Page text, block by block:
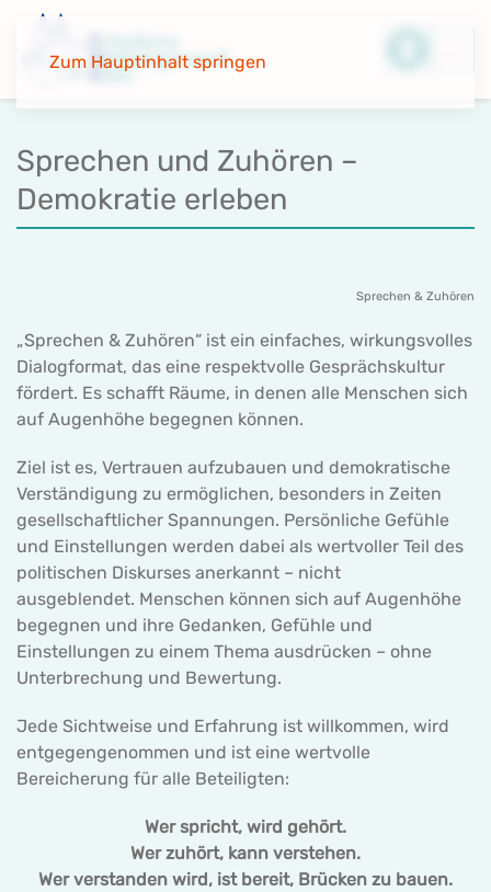
Zum Hauptinhalt springen
Sprechen und Zuhören –
Demokratie erleben
Sprechen & Zuhören
„Sprechen & Zuhören“ ist ein einfaches, wirkungsvolles
Dialogformat, das eine respektvolle Gesprächskultur
fördert. Es schafft Räume, in denen alle Menschen sich
auf Augenhöhe begegnen können.
Ziel ist es, Vertrauen aufzubauen und demokratische
Verständigung zu ermöglichen, besonders in Zeiten
gesellschaftlicher Spannungen. Persönliche Gefühle
und Einstellungen werden dabei als wertvoller Teil des
politischen Diskurses anerkannt – nicht
ausgeblendet. Menschen können sich auf Augenhöhe
begegnen und ihre Gedanken, Gefühle und
Einstellungen zu einem Thema ausdrücken – ohne
Unterbrechung und Bewertung.
Jede Sichtweise und Erfahrung ist willkommen, wird
entgegengenommen und ist eine wertvolle
Bereicherung für alle Beteiligten:
Wer spricht, wird gehört.
Wer zuhört, kann verstehen.
Wer verstanden wird, ist bereit, Brücken zu bauen.